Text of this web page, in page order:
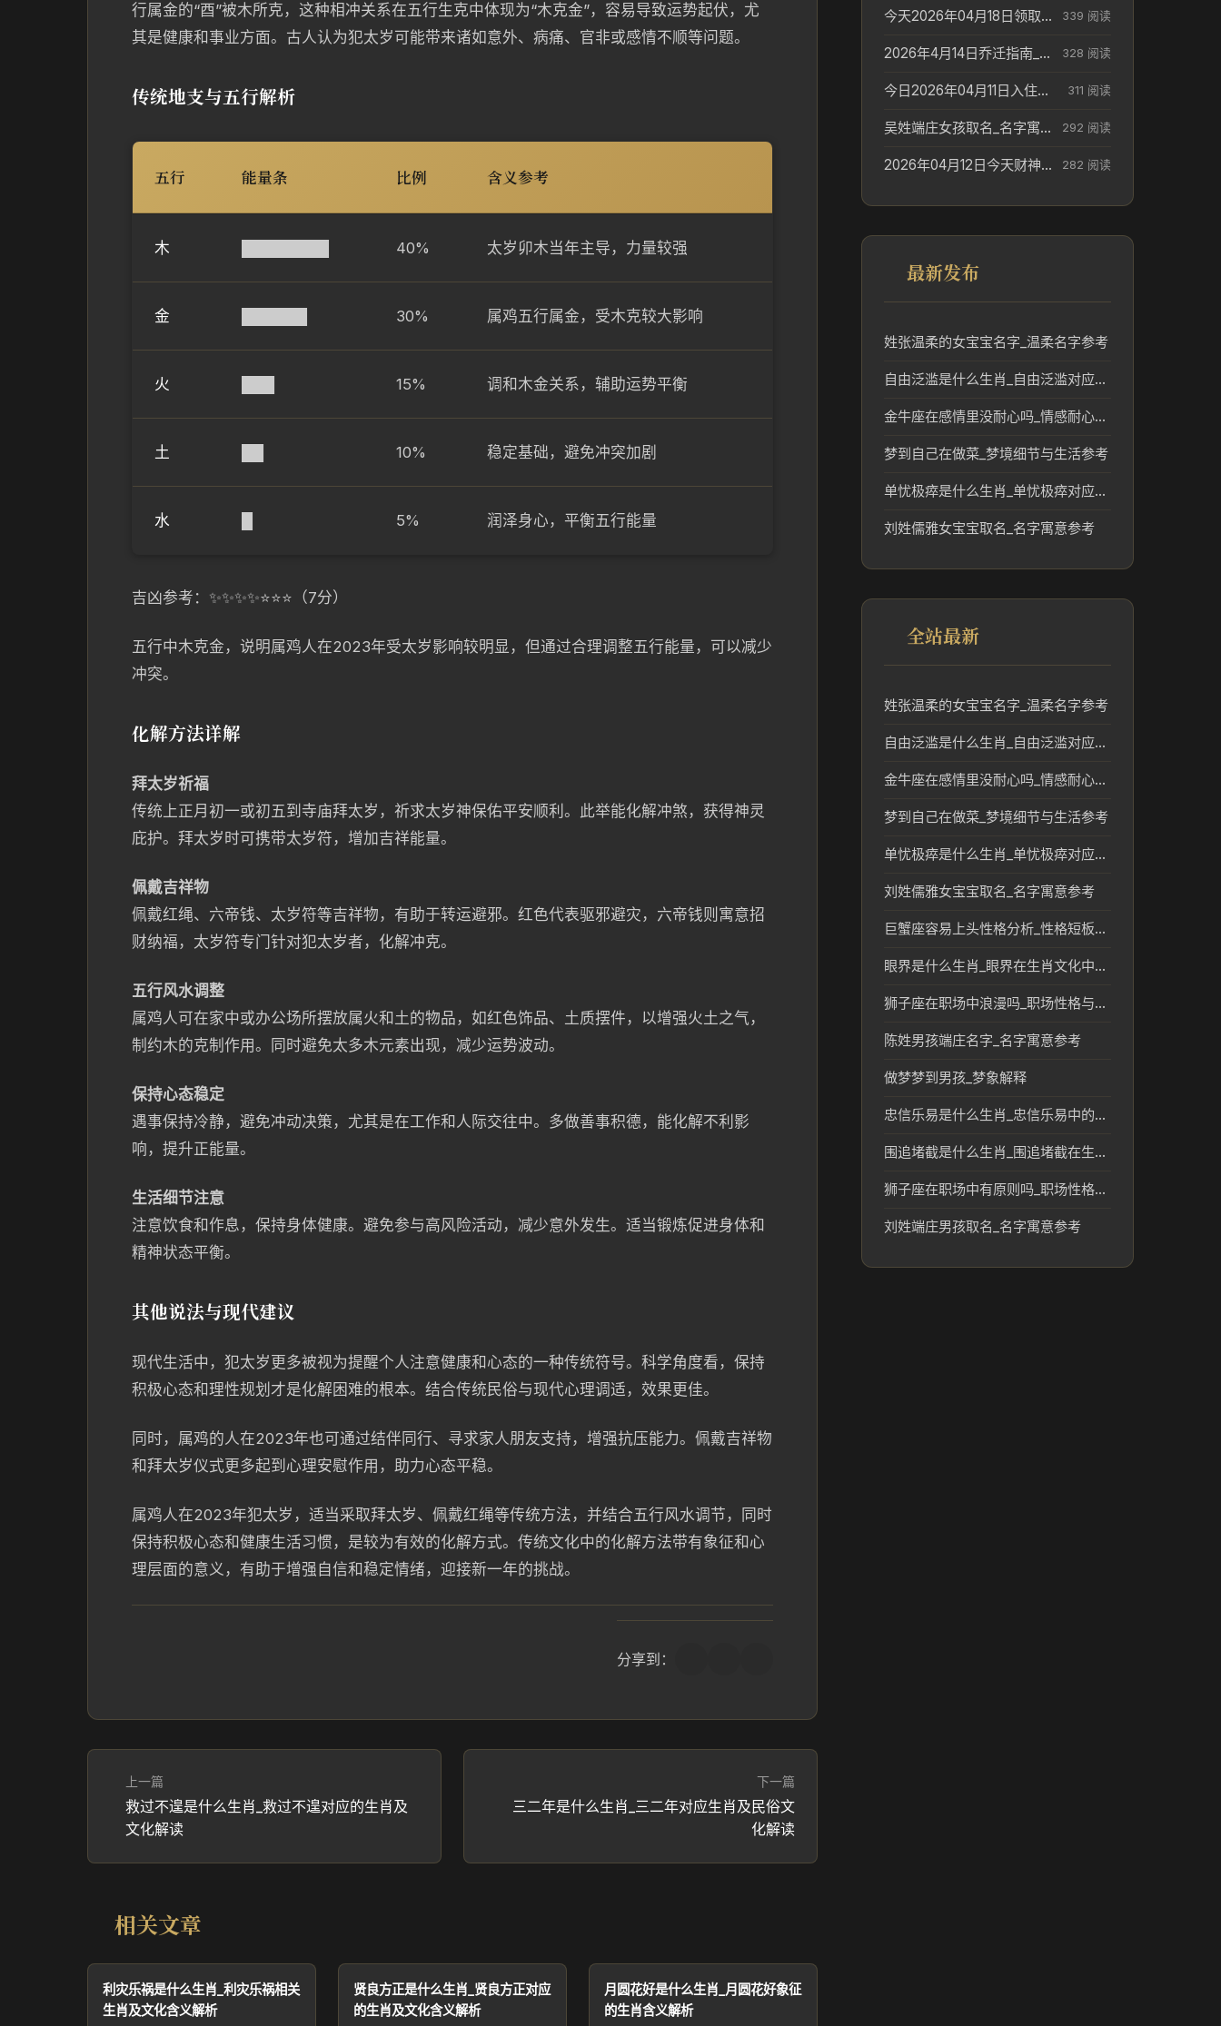
行属金的“酉”被木所克，这种相冲关系在五行生克中体现为“木克金”，容易导致运势起伏，尤
其是健康和事业方面。古人认为犯太岁可能带来诸如意外、病痛、官非或感情不顺等问题。
传统地支与五行解析
五行 能量条 比例 含义参考
木 40% 太岁卯木当年主导，力量较强
金 30% 属鸡五行属金，受木克较大影响
火 15% 调和木金关系，辅助运势平衡
土 10% 稳定基础，避免冲突加剧
水 5% 润泽身心，平衡五行能量
吉凶参考：✨✨✨✨⭐⭐⭐（7分）
五行中木克金，说明属鸡人在2023年受太岁影响较明显，但通过合理调整五行能量，可以减少
冲突。
化解方法详解
拜太岁祈福
传统上正月初一或初五到寺庙拜太岁，祈求太岁神保佑平安顺利。此举能化解冲煞，获得神灵
庇护。拜太岁时可携带太岁符，增加吉祥能量。
佩戴吉祥物
佩戴红绳、六帝钱、太岁符等吉祥物，有助于转运避邪。红色代表驱邪避灾，六帝钱则寓意招
财纳福，太岁符专门针对犯太岁者，化解冲克。
五行风水调整
属鸡人可在家中或办公场所摆放属火和土的物品，如红色饰品、土质摆件，以增强火土之气，
制约木的克制作用。同时避免太多木元素出现，减少运势波动。
保持心态稳定
遇事保持冷静，避免冲动决策，尤其是在工作和人际交往中。多做善事积德，能化解不利影
响，提升正能量。
生活细节注意
注意饮食和作息，保持身体健康。避免参与高风险活动，减少意外发生。适当锻炼促进身体和
精神状态平衡。
其他说法与现代建议
现代生活中，犯太岁更多被视为提醒个人注意健康和心态的一种传统符号。科学角度看，保持
积极心态和理性规划才是化解困难的根本。结合传统民俗与现代心理调适，效果更佳。
同时，属鸡的人在2023年也可通过结伴同行、寻求家人朋友支持，增强抗压能力。佩戴吉祥物
和拜太岁仪式更多起到心理安慰作用，助力心态平稳。
属鸡人在2023年犯太岁，适当采取拜太岁、佩戴红绳等传统方法，并结合五行风水调节，同时
保持积极心态和健康生活习惯，是较为有效的化解方式。传统文化中的化解方法带有象征和心
理层面的意义，有助于增强自信和稳定情绪，迎接新一年的挑战。
分享到：
上一篇
救过不遑是什么生肖_救过不遑对应的生肖及
文化解读
下一篇
三二年是什么生肖_三二年对应生肖及民俗文
化解读
相关文章
利灾乐祸是什么生肖_利灾乐祸相关
生肖及文化含义解析
贤良方正是什么生肖_贤良方正对应
的生肖及文化含义解析
月圆花好是什么生肖_月圆花好象征
的生肖含义解析
今天2026年04月18日领取结婚证老黄历不适合吗_领证日期参考 339 阅读
2026年4月14日乔迁指南_搬家择日参考 328 阅读
今日2026年04月11日入住新居老黄历不适宜吗_搬家择日参考 311 阅读
吴姓端庄女孩取名_名字寓意参考 292 阅读
2026年04月12日今天财神在哪个吉位_财神方位参考 282 阅读
最新发布
姓张温柔的女宝宝名字_温柔名字参考
自由泛滥是什么生肖_自由泛滥对应的生肖文化解读
金牛座在感情里没耐心吗_情感耐心与性格解析
梦到自己在做菜_梦境细节与生活参考
单忧极瘁是什么生肖_单忧极瘁对应的生肖含义解读
刘姓儒雅女宝宝取名_名字寓意参考
全站最新
姓张温柔的女宝宝名字_温柔名字参考
自由泛滥是什么生肖_自由泛滥对应的生肖文化解读
金牛座在感情里没耐心吗_情感耐心与性格解析
梦到自己在做菜_梦境细节与生活参考
单忧极瘁是什么生肖_单忧极瘁对应的生肖含义解读
刘姓儒雅女宝宝取名_名字寓意参考
巨蟹座容易上头性格分析_性格短板分析
眼界是什么生肖_眼界在生肖文化中的象征意义
狮子座在职场中浪漫吗_职场性格与情感解读
陈姓男孩端庄名字_名字寓意参考
做梦梦到男孩_梦象解释
忠信乐易是什么生肖_忠信乐易中的生肖文化与含义解析
围追堵截是什么生肖_围追堵截在生肖文化中的含义与象征
狮子座在职场中有原则吗_职场性格解析
刘姓端庄男孩取名_名字寓意参考